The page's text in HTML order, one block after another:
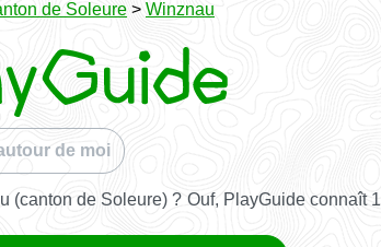
de Soleure > Winznau
de moi
(canton de Soleure) ? Ouf, PlayGuide connaît 1